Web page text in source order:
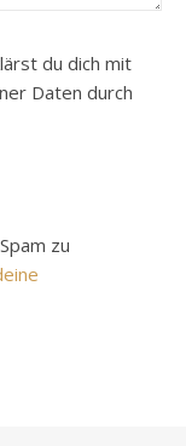
du dich mit
Daten durch
zu